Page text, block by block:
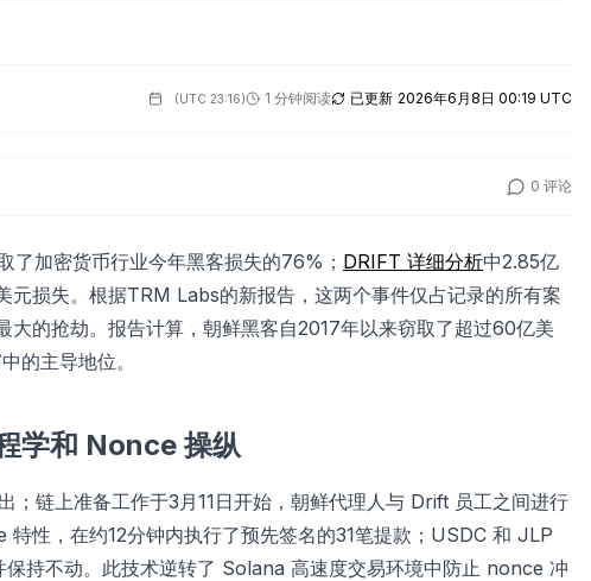
(UTC 23:16) 1 分钟阅读 已更新 2026年6月8日 00:19 UTC
0 评论
了加密货币行业今年黑客损失的76%； DRIFT 详细分析中2.85亿
元损失。根据TRM Labs的新报告，这两个事件仅占记录的所有案
的抢劫。报告计算，朝鲜黑客自2017年以来窃取了超过60亿美
的主导地位。
学和 Nonce 操纵
链上准备工作于3月11日开始，朝鲜代理人与 Drift 员工之间进行
性，在约12分钟内执行了预先签名的31笔提款；USDC 和 JLP
持不动。此技术逆转了 Solana 高速度交易环境中防止 nonce 冲